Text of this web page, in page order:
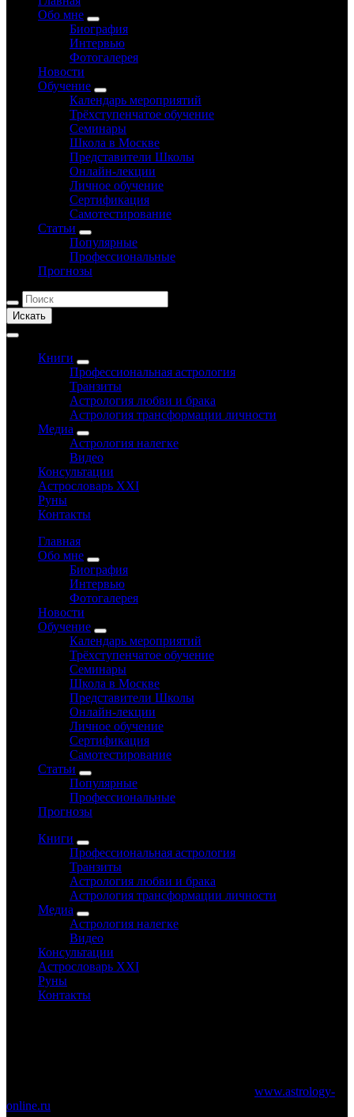
Обо мне
Биография
Интервью
Фотогалерея
Новости
Обучение
Календарь мероприятий
Трёхступенчатое обучение
Семинары
Школа в Москве
Представители Школы
Онлайн-лекции
Личное обучение
Сертификация
Самотестирование
Статьи
Популярные
Профессиональные
Прогнозы
Искать
Книги
Профессиональная астрология
Транзиты
Астрология любви и брака
Астрология трансформации личности
Медиа
Астрология налегке
Видео
Консультации
Астрословарь XXI
Руны
Контакты
Главная
Обо мне
Биография
Интервью
Фотогалерея
Новости
Обучение
Календарь мероприятий
Трёхступенчатое обучение
Семинары
Школа в Москве
Представители Школы
Онлайн-лекции
Личное обучение
Сертификация
Самотестирование
Статьи
Популярные
Профессиональные
Прогнозы
Книги
Профессиональная астрология
Транзиты
Астрология любви и брака
Астрология трансформации личности
Медиа
Астрология налегке
Видео
Консультации
Астрословарь XXI
Руны
Контакты
www.astrology-
online.ru